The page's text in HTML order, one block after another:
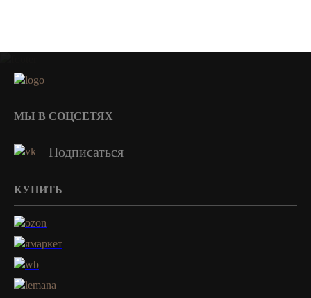
МЫ В СОЦСЕТЯХ
Подписаться
КУПИТЬ